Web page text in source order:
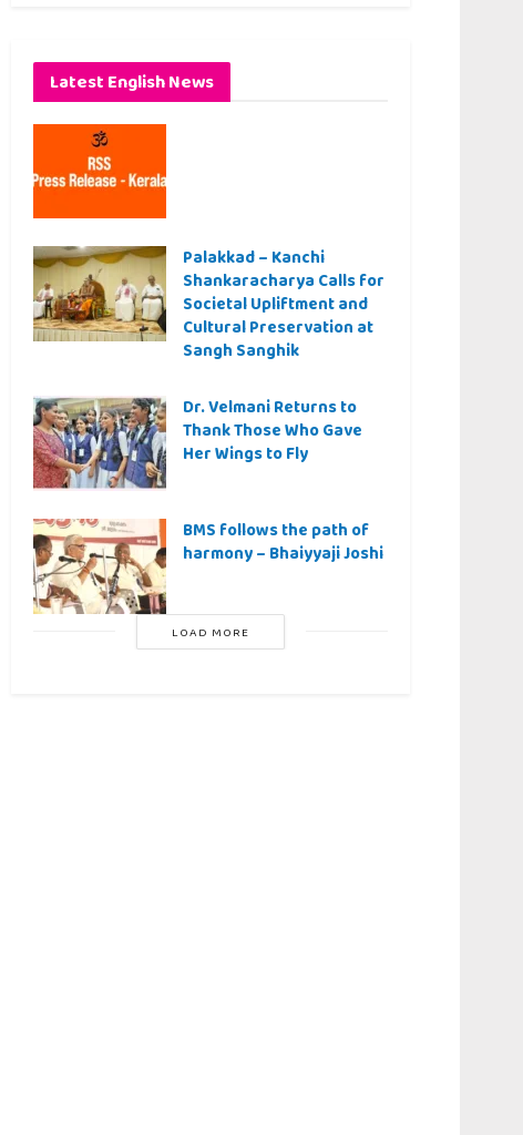
Latest English News
Palakkad – Kanchi
Shankaracharya Calls for
Societal Upliftment and
Cultural Preservation at
Sangh Sanghik
Dr. Velmani Returns to
Thank Those Who Gave
Her Wings to Fly
BMS follows the path of
harmony – Bhaiyyaji Joshi
LOAD MORE